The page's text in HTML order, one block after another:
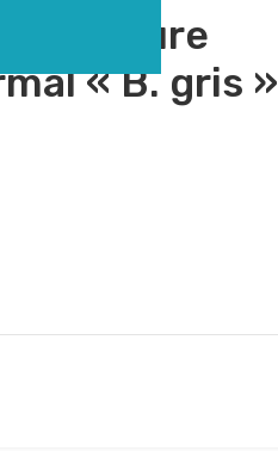
(fluorure
« B. gris »